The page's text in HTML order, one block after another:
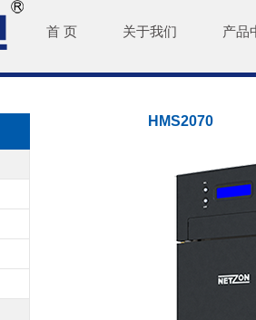
首 页 关于我们 产品
HMS2070